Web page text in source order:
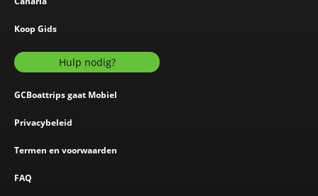
Koop Gids
Hulp nodig?
GCBoattrips gaat Mobiel
Privacybeleid
Termen en voorwaarden
FAQ